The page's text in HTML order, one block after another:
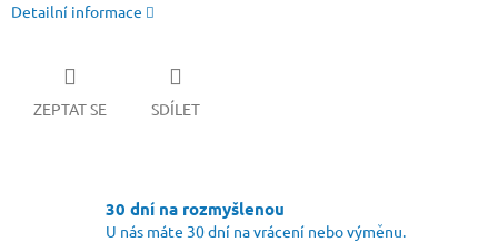
Detailní informace
ZEPTAT SE SDÍLET
30 dní na rozmyšlenou
U nás máte 30 dní na vrácení nebo výměnu.